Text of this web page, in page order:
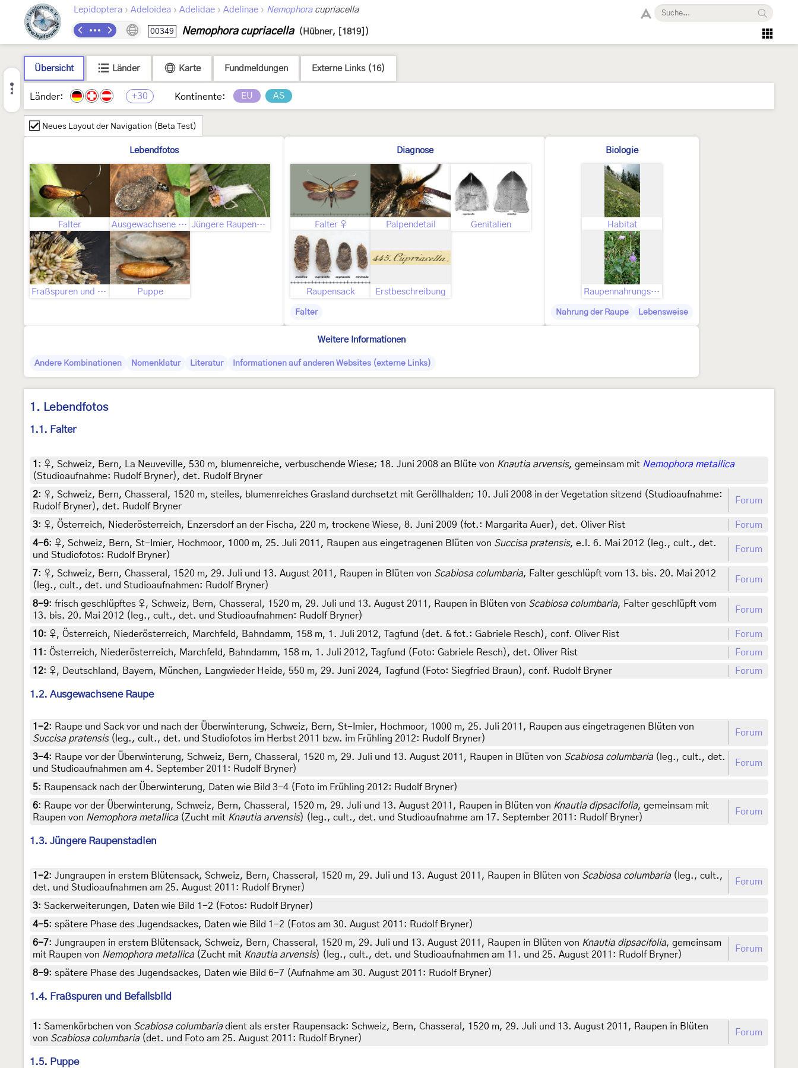
Lepidoptera › Adeloidea › Adelidae › Adelinae › Nemophoracupriacella
00349 Nemophora cupriacella (Hübner, [1819])
Übersicht Länder Karte Fundmeldungen Externe Links (16)
Länder: +30 Kontinente: EU AS
Neues Layout der Navigation (Beta Test)
Lebendfotos
Falter Ausgewachsene Raupe Jüngere Raupenstadien
Fraßspuren und Befallsbild Puppe
Diagnose
Falter ♀ Palpendetail Genitalien
Raupensack Erstbeschreibung
Falter
Biologie
Habitat
Raupennahrungspflanzen
Nahrung der Raupe Lebensweise
Weitere Informationen
Andere Kombinationen Nomenklatur Literatur Informationen auf anderen Websites (externe Links)
1. Lebendfotos
1.1. Falter
1 : ♀, Schweiz, Bern, La Neuveville, 530 m, blumenreiche, verbuschende Wiese; 18. Juni 2008 an Blüte von Knautia arvensis, gemeinsam mit Nemophora metallica
(Studioaufnahme: Rudolf Bryner), det. Rudolf Bryner
2: ♀, Schweiz, Bern, Chasseral, 1520 m, steiles, blumenreiches Grasland durchsetzt mit Geröllhalden; 10. Juli 2008 in der Vegetation sitzend (Studioaufnahme:
Rudolf Bryner), det. Rudolf Bryner
Forum
3: ♀, Österreich, Niederösterreich, Enzersdorf an der Fischa, 220 m, trockene Wiese, 8. Juni 2009 (fot.: Margarita Auer), det. Oliver Rist
Forum
4-6: ♀, Schweiz, Bern, St-Imier, Hochmoor, 1000 m, 25. Juli 2011, Raupen aus eingetragenen Blüten von Succisa pratensis, e.l. 6. Mai 2012 (leg., cult., det.
und Studiofotos: Rudolf Bryner)
Forum
7: ♀, Schweiz, Bern, Chasseral, 1520 m, 29. Juli und 13. August 2011, Raupen in Blüten von Scabiosa columbaria, Falter geschlüpft vom 13. bis. 20. Mai 2012
(leg., cult., det. und Studioaufnahmen: Rudolf Bryner)
Forum
8-9: frisch geschlüpftes ♀, Schweiz, Bern, Chasseral, 1520 m, 29. Juli und 13. August 2011, Raupen in Blüten von Scabiosa columbaria, Falter geschlüpft vom
13. bis. 20. Mai 2012 (leg., cult., det. und Studioaufnahmen: Rudolf Bryner)
Forum
10: ♀, Österreich, Niederösterreich, Marchfeld, Bahndamm, 158 m, 1. Juli 2012, Tagfund (det. & fot.: Gabriele Resch), conf. Oliver Rist
Forum
11 : Österreich, Niederösterreich, Marchfeld, Bahndamm, 158 m, 1. Juli 2012, Tagfund (Foto: Gabriele Resch), det. Oliver Rist
Forum
12: ♀, Deutschland, Bayern, München, Langwieder Heide, 550 m, 29. Juni 2024, Tagfund (Foto: Siegfried Braun), conf. Rudolf Bryner Forum
1.2. Ausgewachsene Raupe
1-2: Raupe und Sack vor und nach der Überwinterung, Schweiz, Bern, St-Imier, Hochmoor, 1000 m, 25. Juli 2011, Raupen aus eingetragenen Blüten von
Succisa pratensis(leg., cult., det. und Studiofotos im Herbst 2011 bzw. im Frühling 2012: Rudolf Bryner)
Forum
3-4: Raupe vor der Überwinterung, Schweiz, Bern, Chasseral, 1520 m, 29. Juli und 13. August 2011, Raupen in Blüten von Scabiosa columbaria(leg., cult., det.
und Studioaufnahmen am 4. September 2011: Rudolf Bryner)
Forum
5: Raupensack nach der Überwinterung, Daten wie Bild 3-4 (Foto im Frühling 2012: Rudolf Bryner)
6: Raupe vor der Überwinterung, Schweiz, Bern, Chasseral, 1520 m, 29. Juli und 13. August 2011, Raupen in Blüten von Knautia dipsacifolia, gemeinsam mit
Raupen von Nemophora metallica(Zucht mit Knautia arvensis) (leg., cult., det. und Studioaufnahme am 17. September 2011: Rudolf Bryner)
Forum
1.3. Jüngere Raupenstadien
1-2: Jungraupen in erstem Blütensack, Schweiz, Bern, Chasseral, 1520 m, 29. Juli und 13. August 2011, Raupen in Blüten von Scabiosa columbaria(leg., cult.,
det. und Studioaufnahmen am 25. August 2011: Rudolf Bryner)
Forum
3: Sackerweiterungen, Daten wie Bild 1-2 (Fotos: Rudolf Bryner)
4-5: spätere Phase des Jugendsackes, Daten wie Bild 1-2 (Fotos am 30. August 2011: Rudolf Bryner)
6-7: Jungraupen in erstem Blütensack, Schweiz, Bern, Chasseral, 1520 m, 29. Juli und 13. August 2011, Raupen in Blüten von Knautia dipsacifolia, gemeinsam
mit Raupen von Nemophora metallica(Zucht mit Knautia arvensis) (leg., cult., det. und Studioaufnahmen am 11. und 25. August 2011: Rudolf Bryner)
Forum
8-9: spätere Phase des Jugendsackes, Daten wie Bild 6-7 (Aufnahme am 30. August 2011: Rudolf Bryner)
1.4. Fraßspuren und Befallsbild
1 : Samenkörbchen von Scabiosa columbariadient als erster Raupensack: Schweiz, Bern, Chasseral, 1520 m, 29. Juli und 13. August 2011, Raupen in Blüten
von Scabiosa columbaria(det. und Foto am 25. August 2011: Rudolf Bryner)
Forum
1.5. Puppe